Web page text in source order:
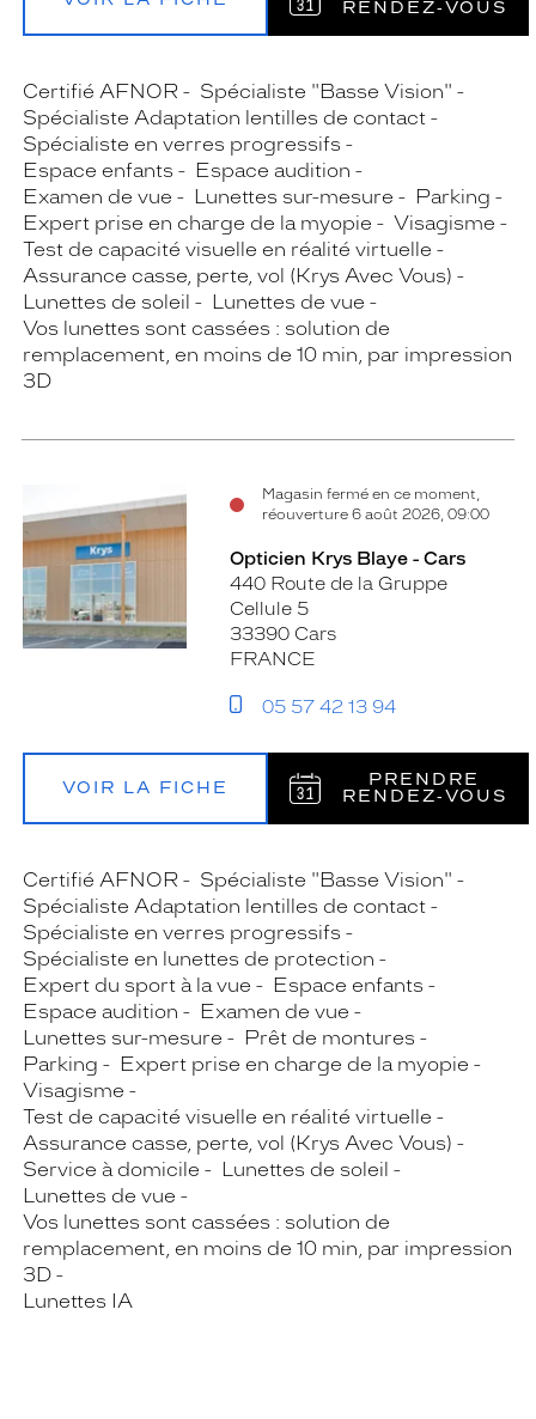
RENDEZ‑VOUS
Certifié AFNOR
Spécialiste "Basse Vision"
Spécialiste Adaptation lentilles de contact
Spécialiste en verres progressifs
Espace enfants
Espace audition
Examen de vue
Lunettes sur-mesure
Parking
Expert prise en charge de la myopie
Visagisme
Test de capacité visuelle en réalité virtuelle
Assurance casse, perte, vol (Krys Avec Vous)
Lunettes de soleil
Lunettes de vue
Vos lunettes sont cassées : solution de
remplacement, en moins de 10 min, par impression
3D
Magasin fermé en ce moment,
réouverture 6 août 2026, 09:00
Opticien Krys Blaye - Cars
440 Route de la Gruppe
Cellule 5
33390 Cars
FRANCE
05 57 42 13 94
VOIR LA FICHE
PRENDRE
RENDEZ‑VOUS
Certifié AFNOR
Spécialiste "Basse Vision"
Spécialiste Adaptation lentilles de contact
Spécialiste en verres progressifs
Spécialiste en lunettes de protection
Expert du sport à la vue
Espace enfants
Espace audition
Examen de vue
Lunettes sur-mesure
Prêt de montures
Parking
Expert prise en charge de la myopie
Visagisme
Test de capacité visuelle en réalité virtuelle
Assurance casse, perte, vol (Krys Avec Vous)
Service à domicile
Lunettes de soleil
Lunettes de vue
Vos lunettes sont cassées : solution de
remplacement, en moins de 10 min, par impression
3D
Lunettes IA